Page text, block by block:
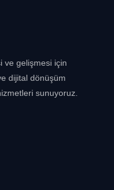
ve gelişmesi için
dijital dönüşüm
sunuyoruz.